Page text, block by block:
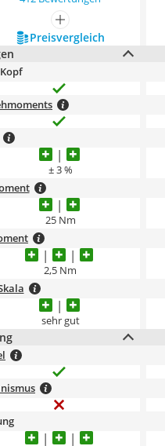
mehr anzeigen
Preis­vergleich
± 3 %
25 Nm
2,5 Nm
sehr gut